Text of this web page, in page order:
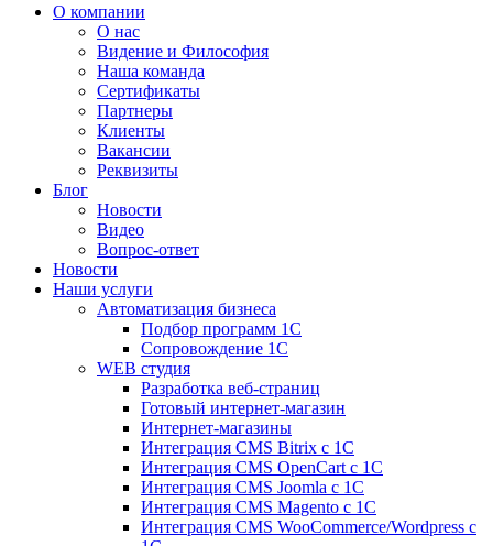
О компании
О нас
Видение и Философия
Наша команда
Сертификаты
Партнеры
Клиенты
Вакансии
Реквизиты
Блог
Новости
Видео
Вопрос-ответ
Новости
Наши услуги
Автоматизация бизнеса
Подбор программ 1С
Сопровождение 1С
WEB студия
Разработка веб-страниц
Готовый интернет-магазин
Интернет-магазины
Интеграция CMS Bitrix с 1С
Интеграция CMS OpenCart с 1С
Интеграция CMS Joomla с 1С
Интеграция CMS Magento с 1С
Интеграция CMS WooCommerce/Wordpress с